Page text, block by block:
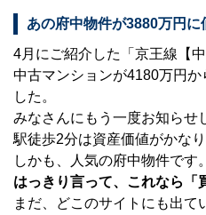
あの府中物件が3880万円に
4月にご紹介した「京王線【
中古マンションが4180万円
した。
みなさんにもう一度お知らせ
駅徒歩2分は資産価値がかなり
しかも、人気の府中物件です。
はっきり言って、これなら「
まだ、どこのサイトにも出て